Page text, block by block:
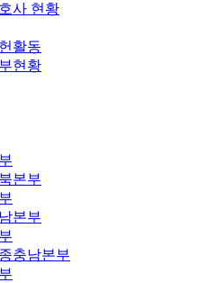
사 현황
활동
현황
본부
본부
충남본부